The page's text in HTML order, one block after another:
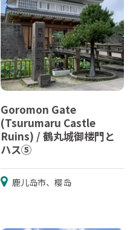
Goromon Gate
(Tsurumaru Castle
Ruins) / 鶴丸城御楼門と
ハス⑤
鹿儿岛市、樱岛